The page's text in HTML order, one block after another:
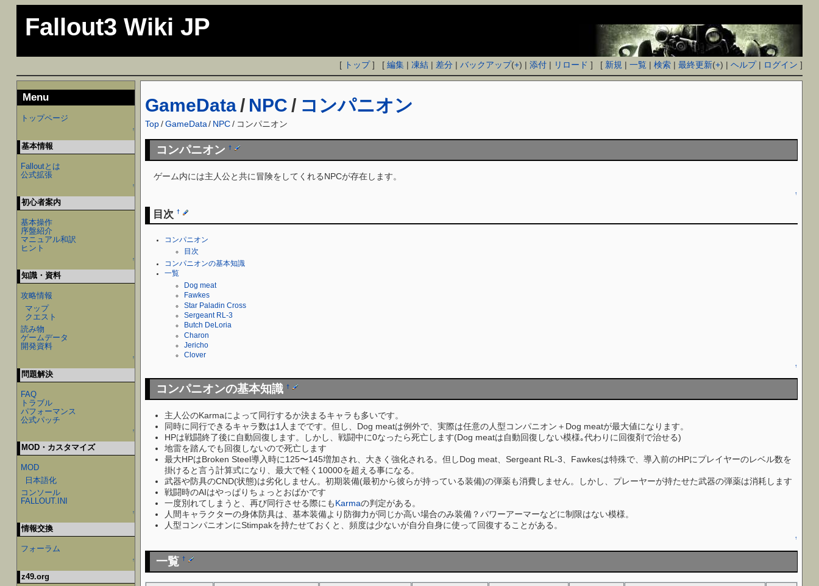
Fallout3 Wiki JP
[ トップ] [編集 |凍結 | 差分 |バックアップ(+) |添付 | リロード ] [ 新規 |一覧 |検索 |最終更新(+) |ヘルプ| ログイン ]
GameData / NPC / コンパニオン
Top / GameData / NPC/ コンパニオン
コンパニオン †
ゲーム内には主人公と共に冒険をしてくれるNPCが存在します。
↑
目次 †
コンパニオン
目次
コンパニオンの基本知識
一覧
Dog meat
Fawkes
Star Paladin Cross
Sergeant RL-3
Butch DeLoria
Charon
Jericho
Clover
↑
コンパニオンの基本知識 †
主人公のKarmaによって同行するか決まるキャラも多いです。
同時に同行できるキャラ数は1人までです。但し、Dog meatは例外で、実際は任意の人型コンパニオン＋Dog meatが最大値になります。
HPは戦闘終了後に自動回復します。しかし、戦闘中に0なったら死亡します(Dog meatは自動回復しない模様｡代わりに回復剤で治せる)
地雷を踏んでも回復しないので死亡します
最大HPはBroken Steel導入時に125〜145増加され、大きく強化される。但しDog meat、Sergeant RL-3、Fawkesは特殊で、導入前のHPにプレイヤーのレベル数を
掛けると言う計算式になり、最大で軽く10000を超える事になる。
武器や防具のCND(状態)は劣化しません。初期装備(最初から彼らが持っている装備)の弾薬も消費しません。しかし、プレーヤーが持たせた武器の弾薬は消耗します
戦闘時のAIはやっぱりちょっとおばかです
一度別れてしまうと、再び同行させる際にもKarmaの判定がある。
人間キャラクターの身体防具は、基本装備より防御力が同じか高い場合のみ装備？パワーアーマーなどに制限はない模様。
人型コンパニオンにStimpakを持たせておくと、頻度は少ないが自分自身に使って回復することがある。
↑
一覧 †
Menu
トップページ
↑
基本情報
Falloutとは
公式拡張
↑
初心者案内
基本操作
序盤紹介
マニュアル和訳
ヒント
↑
知識・資料
攻略情報
マップ
クエスト
読み物
ゲームデータ
開発資料
↑
問題解決
FAQ
トラブル
パフォーマンス
公式パッチ
↑
MOD・カスタマイズ
MOD
日本語化
コンソール
FALLOUT.INI
↑
情報交換
フォーラム
↑
z49.org